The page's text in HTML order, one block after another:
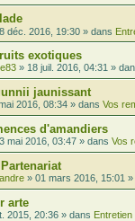
déc. 2016, 19:30 » dans
exotiques
» 18 juil. 2016, 04:31 »
jaunissant
2016, 08:34 » dans Vos
d'amandiers
mai 2016, 03:47 » dans Vos
» 01 mars 2016, 15:01 »
arte
2015, 20:36 » dans